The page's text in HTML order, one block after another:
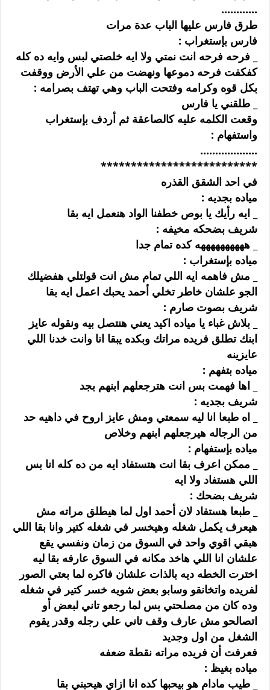
............
ﻃﺮﻕ ﻓﺎﺭﺱ ﻋﻠﻴﻬﺎ ﺍﻟﺒﺎﺏ ﻋﺪﺓ ﻣﺮﺍﺕ
ﻓﺎﺭﺱ ﺑﺈﺳﺘﻐﺮﺍﺏ :
_ ﻓﺮﺣﻪ ﻓﺮﺣﻪ ﺍﻧﺖ ﻧﻤﺘﻲ ﻭﻻ ﺍﻳﻪ ﺧﻠﺼﺘﻲ ﻟﺒﺲ ﻭﺍﻳﻪ ﺩﻩ ﻛﻠﻪ
ﻛﻔﻜﻔﺖ ﻓﺮﺣﻪ ﺩﻣﻮﻋﻬﺎ ﻭﻧﻬﻀﺖ ﻣﻦ ﻋﻠﻲ ﺍﻷﺭﺽ ﻭﻭﻗﻔﺖ
ﺑﻜﻞ ﻗﻮﻩ ﻭﻛﺮﺍﻣﻪ ﻭﻓﺘﺤﺖ ﺍﻟﺒﺎﺏ ﻭﻫﻲ ﺗﻬﺘﻒ ﺑﺼﺮﺍﻣﻪ :
_ ﻃﻠﻘﻨﻲ ﻳﺎ ﻓﺎﺭﺱ
ﻭﻗﻌﺖ ﺍﻟﻜﻠﻤﻪ ﻋﻠﻴﻪ ﻛﺎﻟﺼﺎﻋﻘﺔ ﺛﻢ ﺃﺭﺩﻑ ﺑﺈﺳﺘﻐﺮﺍﺏ
ﻭﺍﺳﺘﻔﻬﺎﻡ :
...................
**************************
ﻓﻲ ﺍﺣﺪ ﺍﻟﺸﻘﻖ ﺍﻟﻘﺬﺭﻩ
ﻣﻴﺎﺩﻩ ﺑﺠﺪﻳﻪ :
_ ﺍﻳﻪ ﺭﺃﻳﻚ ﻳﺎ ﺑﻮﺹ ﺧﻄﻔﻨﺎ ﺍﻟﻮﺍﺩ ﻫﻨﻌﻤﻞ ﺍﻳﻪ ﺑﻘﺎ
ﺷﺮﻳﻒ ﺑﻀﺤﻜﻪ ﻣﺨﻴﻔﻪ :
_ ﻫﻬﻬﻬﻬﻬﻬﻬﻬﻬﻪ ﻛﺪﻩ ﺗﻤﺎﻡ ﺟﺪﺍ
ﻣﻴﺎﺩﻩ ﺑﺈﺳﺘﻐﺮﺍﺏ :
_ ﻣﺶ ﻓﺎﻫﻤﻪ ﺍﻳﻪ ﺍﻟﻠﻲ ﺗﻤﺎﻡ ﻣﺶ ﺍﻧﺖ ﻗﻮﻟﺘﻠﻲ ﻫﻔﻀﻴﻠﻚ
ﺍﻟﺠﻮ ﻋﻠﺸﺎﻥ ﺧﺎﻃﺮ ﺗﺨﻠﻲ ﺃﺣﻤﺪ ﻳﺤﺒﻚ ﺍﻋﻤﻞ ﺍﻳﻪ ﺑﻘﺎ
ﺷﺮﻳﻒ ﺑﺼﻮﺕ ﺻﺎﺭﻡ :
_ ﺑﻼﺵ ﻏﺒﺎﺀ ﻳﺎ ﻣﻴﺎﺩﻩ ﺍﻛﻴﺪ ﻳﻌﻨﻲ ﻫﻨﺘﺼﻞ ﺑﻴﻪ ﻭﻧﻘﻮﻟﻪ ﻋﺎﻳﺰ
ﺍﺑﻨﻚ ﺗﻄﻠﻖ ﻓﺮﻳﺪﻩ ﻣﺮﺍﺗﻚ ﻭﺑﻜﺪﻩ ﻳﺒﻘﺎ ﺍﻧﺎ ﻭﺍﻧﺖ ﺧﺪﻧﺎ ﺍﻟﻠﻲ
ﻋﺎﻳﺰﻳﻨﻪ
ﻣﻴﺎﺩﻩ ﺑﺘﻔﻬﻢ :
_ ﺍﻫﺎ ﻓﻬﻤﺖ ﺑﺲ ﺍﻧﺖ ﻫﺘﺮﺟﻌﻠﻬﻢ ﺍﺑﻨﻬﻢ ﺑﺠﺪ
ﺷﺮﻳﻒ ﺑﺠﺪﻳﻪ :
_ ﺍﻩ ﻃﺒﻌﺎ ﺍﻧﺎ ﻟﻴﻪ ﺳﻤﻌﺘﻲ ﻭﻣﺶ ﻋﺎﻳﺰ ﺍﺭﻭﺡ ﻓﻲ ﺩﺍﻫﻴﻪ ﺣﺪ
ﻣﻦ ﺍﻟﺮﺟﺎﻟﻪ ﻫﻴﺮﺟﻌﻠﻬﻢ ﺍﺑﻨﻬﻢ ﻭﺧﻼﺹ
ﻣﻴﺎﺩﻩ ﺑﺈﺳﺘﻔﻬﺎﻡ :
_ ﻣﻤﻜﻦ ﺍﻋﺮﻑ ﺑﻘﺎ ﺍﻧﺖ ﻫﺘﺴﺘﻔﺎﺩ ﺍﻳﻪ ﻣﻦ ﺩﻩ ﻛﻠﻪ ﺍﻧﺎ ﺑﺲ
ﺍﻟﻠﻲ ﻫﺴﺘﻔﺎﺩ ﻭﻻ ﺍﻳﻪ
ﺷﺮﻳﻒ ﺑﻀﺤﻚ :
_ ﻃﺒﻌﺎ ﻫﺴﺘﻔﺎﺩ ﻻﻥ ﺃﺣﻤﺪ ﺍﻭﻝ ﻟﻤﺎ ﻫﻴﻄﻠﻖ ﻣﺮﺍﺗﻪ ﻣﺶ
ﻫﻴﻌﺮﻑ ﻳﻜﻤﻞ ﺷﻐﻠﻪ ﻭﻫﻴﺨﺴﺮ ﻓﻲ ﺷﻐﻠﻪ ﻛﺘﻴﺮ ﻭﺍﻧﺎ ﺑﻘﺎ ﺍﻟﻠﻲ
ﻫﺒﻘﻲ ﺍﻗﻮﻱ ﻭﺍﺣﺪ ﻓﻲ ﺍﻟﺴﻮﻕ ﻣﻦ ﺯﻣﺎﻥ ﻭﻧﻔﺴﻲ ﻳﻘﻊ
ﻋﻠﺸﺎﻥ ﺍﻧﺎ ﺍﻟﻠﻲ ﻫﺎﺧﺪ ﻣﻜﺎﻧﻪ ﻓﻲ ﺍﻟﺴﻮﻕ ﻋﺎﺭﻓﻪ ﺑﻘﺎ ﻟﻴﻪ
ﺍﺧﺘﺮﺕ ﺍﻟﺨﻄﻪ ﺩﻳﻪ ﺑﺎﻟﺬﺍﺕ ﻋﻠﺸﺎﻥ ﻓﺎﻛﺮﻩ ﻟﻤﺎ ﺑﻌﺘﻲ ﺍﻟﺼﻮﺭ
ﻟﻔﺮﻳﺪﻩ ﻭﺍﺗﺨﺎﻧﻘﻮ ﻭﺳﺎﺑﻮ ﺑﻌﺾ ﺷﻮﻳﻪ ﺧﺴﺮ ﻛﺘﻴﺮ ﻓﻲ ﺷﻐﻠﻪ
ﻭﺩﻩ ﻛﺎﻥ ﻣﻦ ﻣﺼﻠﺤﺘﻲ ﺑﺲ ﻟﻤﺎ ﺭﺟﻌﻮ ﺗﺎﻧﻲ ﻟﺒﻌﺾ ﺃﻭ
ﺍﺗﺼﺎﻟﺤﻮ ﻣﺶ ﻋﺎﺭﻑ ﻭﻗﻒ ﺗﺎﻧﻲ ﻋﻠﻲ ﺭﺟﻠﻪ ﻭﻗﺪﺭ ﻳﻘﻮﻡ
ﺍﻟﺸﻐﻞ ﻣﻦ ﺍﻭﻝ ﻭﺟﺪﻳﺪ
ﻓﻌﺮﻓﺖ ﺃﻥ ﻓﺮﻳﺪﻩ ﻣﺮﺍﺗﻪ ﻧﻘﻄﺔ ﺿﻌﻔﻪ
ﻣﻴﺎﺩﻩ ﺑﻐﻴﻆ :
_ ﻃﻴﺐ ﻣﺎﺩﺍﻡ ﻫﻮ ﺑﻴﺤﺒﻬﺎ ﻛﺪﻩ ﺍﻧﺎ ﺍﺯﺍﻱ ﻫﻴﺤﺒﻨﻲ ﺑﻘﺎ